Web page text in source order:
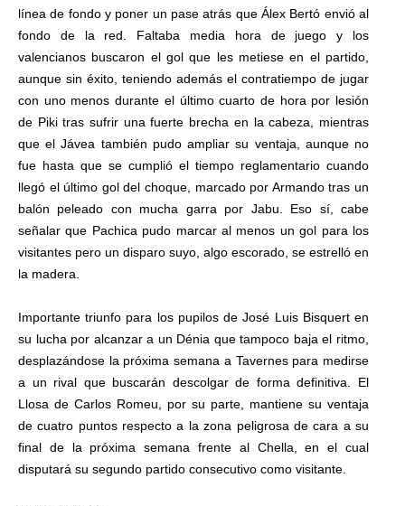
línea de fondo y poner un pase atrás que Álex Bertó envió al
fondo de la red. Faltaba media hora de juego y los
valencianos buscaron el gol que les metiese en el partido,
aunque sin éxito, teniendo además el contratiempo de jugar
con uno menos durante el último cuarto de hora por lesión
de Piki tras sufrir una fuerte brecha en la cabeza, mientras
que el Jávea también pudo ampliar su ventaja, aunque no
fue hasta que se cumplió el tiempo reglamentario cuando
llegó el último gol del choque, marcado por Armando tras un
balón peleado con mucha garra por Jabu. Eso sí, cabe
señalar que Pachica pudo marcar al menos un gol para los
visitantes pero un disparo suyo, algo escorado, se estrelló en
la madera.
Importante triunfo para los pupilos de José Luis Bisquert en
su lucha por alcanzar a un Dénia que tampoco baja el ritmo,
desplazándose la próxima semana a Tavernes para medirse
a un rival que buscarán descolgar de forma definitiva. El
Llosa de Carlos Romeu, por su parte, mantiene su ventaja
de cuatro puntos respecto a la zona peligrosa de cara a su
final de la próxima semana frente al Chella, en el cual
disputará su segundo partido consecutivo como visitante.